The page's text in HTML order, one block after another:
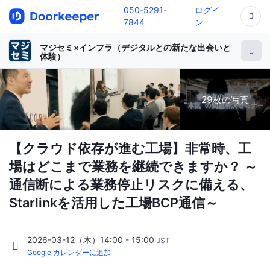
050-5291-
7844
ログイ
ン
マジセミ×インフラ（デジタルとの新たな出会いと
体験）
29枚の写真
【クラウド依存が進む工場】非常時、工
場はどこまで業務を継続できますか？ ～
通信断による業務停止リスクに備える、
Starlinkを活用した工場BCP通信～
2026-03-12（木）14:00 - 15:00 JST
Google カレンダーに追加